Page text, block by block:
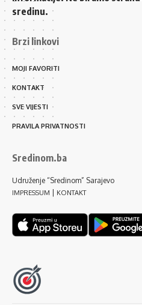
sredinu.
Brzi linkovi
MOJI FAVORITI
KONTAKT
SVE VIJESTI
PRAVILA PRIVATNOSTI
Sredinom.ba
Udruženje “Sredinom” Sarajevo
IMPRESSUM KONTAKT